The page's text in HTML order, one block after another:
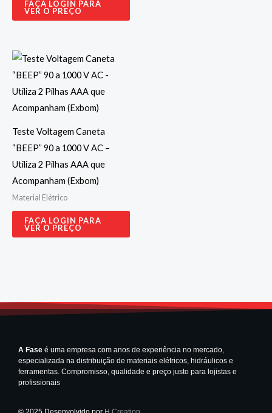
FAÇA LOGIN PARA
VER O PREÇO
Teste Voltagem Caneta
“BEEP” 90 a 1000 V AC –
Utiliza 2 Pilhas AAA que
Acompanham (Exbom)
Material Elétrico
FAÇA LOGIN PARA
VER O PREÇO
A Fase é uma empresa com anos de experiência no mercado,
especializada na distribuição de materiais elétricos, hidráulicos e
ferramentas. Compromisso, qualidade e preço justo para lojistas e
profissionais